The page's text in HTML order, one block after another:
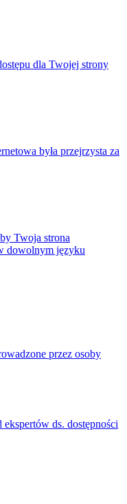
dla Twojej strony
była przejrzysta za
Twoja strona
dowolnym języku
przez osoby
ds. dostępności